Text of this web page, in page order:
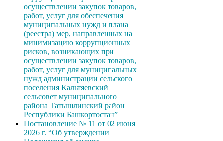
осуществлении закупок товаров,
работ, услуг для обеспечения
муниципальных нужд и плана
(реестра) мер, направленных на
минимизацию коррупционных
рисков, возникающих при
осуществлении закупок товаров,
работ, услуг для муниципальных
нужд администрации сельского
поселения Кальтяевский
сельсовет муниципального
района Татышлинский район
Республики Башкортостан”
Постановление № 11 от 02 июня
2026 г. “Об утверждении